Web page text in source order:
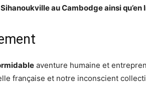
au Cambodge ainsi qu’en
aventure humaine et
française et notre inconscient